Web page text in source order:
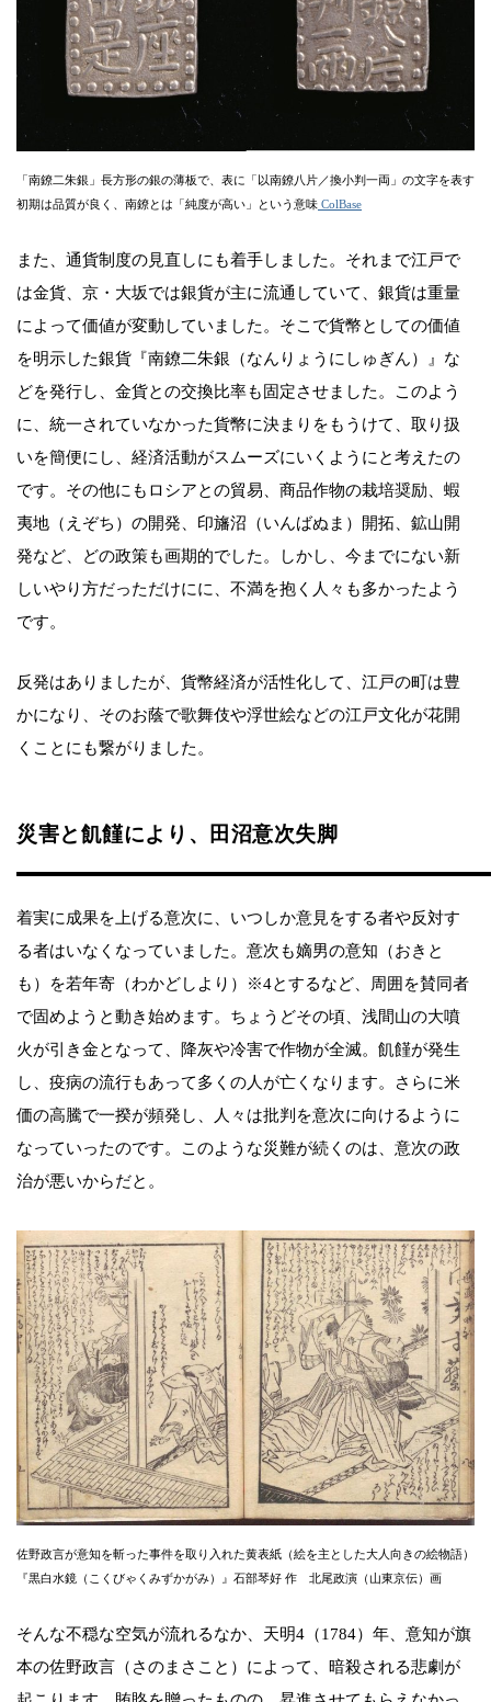
「南鐐二朱銀」長方形の銀の薄板で、表に「以南鐐八片／換小判一両」の文字を表す
初期は品質が良く、南鐐とは「純度が高い」という意味 ColBase
また、通貨制度の見直しにも着手しました。それまで江戸で
は金貨、京・大坂では銀貨が主に流通していて、銀貨は重量
によって価値が変動していました。そこで貨幣としての価値
を明示した銀貨『南鐐二朱銀（なんりょうにしゅぎん）』な
どを発行し、金貨との交換比率も固定させました。このよう
に、統一されていなかった貨幣に決まりをもうけて、取り扱
いを簡便にし、経済活動がスムーズにいくようにと考えたの
です。その他にもロシアとの貿易、商品作物の栽培奨励、蝦
夷地（えぞち）の開発、印旛沼（いんばぬま）開拓、鉱山開
発など、どの政策も画期的でした。しかし、今までにない新
しいやり方だっただけにに、不満を抱く人々も多かったよう
です。
反発はありましたが、貨幣経済が活性化して、江戸の町は豊
かになり、そのお蔭で歌舞伎や浮世絵などの江戸文化が花開
くことにも繋がりました。
災害と飢饉により、田沼意次失脚
着実に成果を上げる意次に、いつしか意見をする者や反対す
る者はいなくなっていました。意次も嫡男の意知（おきと
も）を若年寄（わかどしより）※4とするなど、周囲を賛同者
で固めようと動き始めます。ちょうどその頃、浅間山の大噴
火が引き金となって、降灰や冷害で作物が全滅。飢饉が発生
し、疫病の流行もあって多くの人が亡くなります。さらに米
価の高騰で一揆が頻発し、人々は批判を意次に向けるように
なっていったのです。このような災難が続くのは、意次の政
治が悪いからだと。
佐野政言が意知を斬った事件を取り入れた黄表紙（絵を主とした大人向きの絵物語）
『黒白水鏡（こくびゃくみずかがみ）』石部琴好 作 北尾政演（山東京伝）画
そんな不穏な空気が流れるなか、天明4（1784）年、意知が旗
本の佐野政言（さのまさこと）によって、暗殺される悲劇が